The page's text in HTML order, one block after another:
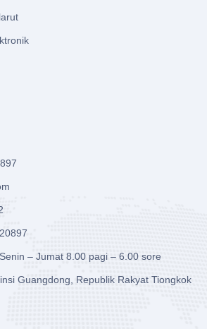
– Jumat 8.00 pagi – 6.00 sore
Guangdong, Republik Rakyat Tiongkok